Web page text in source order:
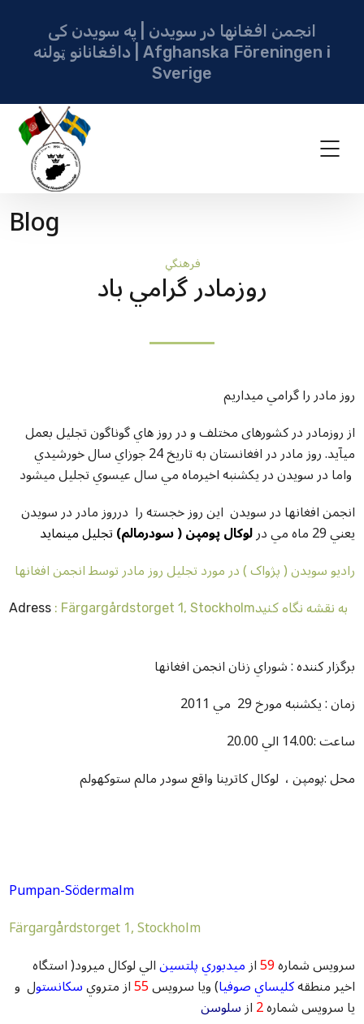
انجمن افغانها در سویدن | په سویدن کی
دافغانانو ټولنه | Afghanska Föreningen i
Sverige
Blog
فرهنگي
روزمادر گرامي باد
روز مادر را گرامي ميداريم
از روزمادر در کشورهای مختلف و در روز هاي گوناگون تجليل بعمل
ميآيد. روز مادر در افغانستان به تاريخ 24 جوزاي سال خورشيدي
واما در سويدن در يکشنبه اخيرماه مي سال عيسوي تجليل ميشود
انجمن افغانها در سويدن اين روز خجسته را درروز مادر در سويدن
يعني 29 ماه مي در لوکال پومپن ( سودرمالم)تجليل مينمايد
راديو سويدن ( پژواک ) در مورد تجليل روز مادر توسط انجمن افغانها
Adress : Färgargårdstorget 1, Stockholmبه نقشه نگاه کنيد
برگزار کننده : شوراي زنان انجمن افغانها
زمان : يکشنبه مورخ 29 مي 2011
ساعت :14.00 الي 20.00
محل :پومپن ، لوکال کاترينا واقع سودر مالم ستوکهولم
Pumpan-Södermalm
Färgargårdstorget 1, Stockholm
سرويس شماره59ازميدبوري پلتسينالي لوکال ميرود( استگاه
اخير منطقهکليساي صوفيا) ويا سرويس55از مترويسکانستول و
يا سرويس شماره2ازسلوسن